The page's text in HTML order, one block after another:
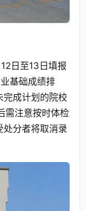
日至13日填报
基础成绩排
完成计划的院校
需注意按时体检
处分者将取消录